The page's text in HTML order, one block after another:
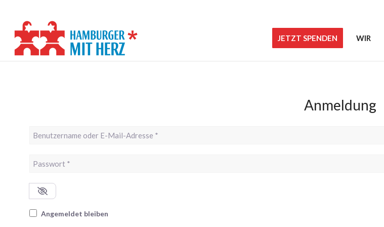
JETZT SPENDEN WIR
Anmeldung
Benutzername oder E-Mail-Adresse
Passwort *
Angemeldet bleiben